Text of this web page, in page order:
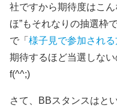
社ですから期待度はこん
ほ”もそれなりの抽選枠
で「 様子見で参加され
期待するほど当選しない
f(^^;)
さて、BBスタンスはと